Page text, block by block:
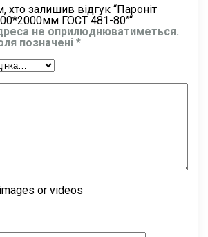
хто залишив відгук “Пароніт
ГОСТ 481-80”“
не оприлюднюватиметься.
позначені *
or videos